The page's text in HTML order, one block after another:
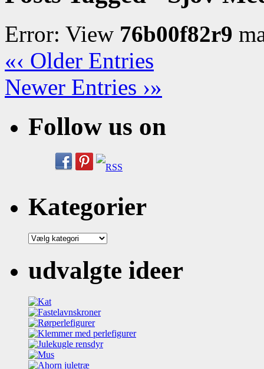
Error: View 76b00f82r9
«‹ Older Entries
Newer Entries ›»
Follow us on
Kategorier
Kategorier
udvalgte ideer